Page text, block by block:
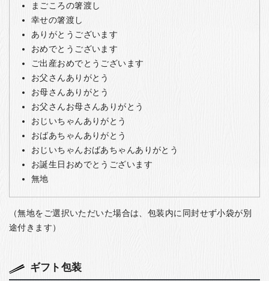
まごころの箸渡し
幸せの箸渡し
ありがとうございます
おめでとうございます
ご出産おめでとうございます
お父さんありがとう
お母さんありがとう
お父さんお母さんありがとう
おじいちゃんありがとう
おばあちゃんありがとう
おじいちゃんおばあちゃんありがとう
お誕生日おめでとうございます
無地
（無地をご選択いただいた場合は、包装内に同封せず小袋が別
途付きます）
ギフト包装